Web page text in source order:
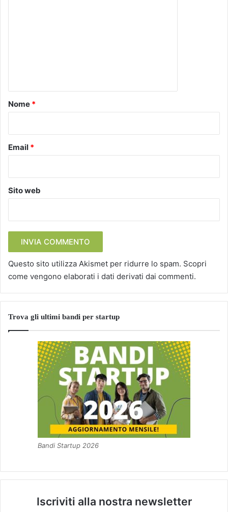
o
Nome *
Email *
Sito web
Questo sito utilizza Akismet per ridurre lo spam. Scopri
come vengono elaborati i dati derivati dai commenti.
Trova gli ultimi bandi per startup
Bandi Startup 2026
Iscriviti alla nostra newsletter